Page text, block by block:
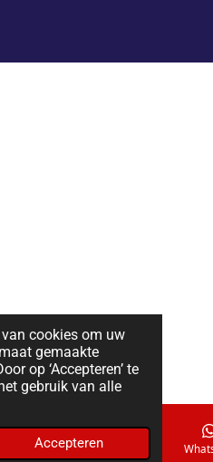
cookies om uw
gemaakte
op ‘Accepteren’ te
gebruik van alle
Accepteren
Instagram